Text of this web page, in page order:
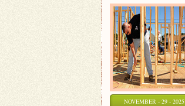
NOVEMBER - 29 - 2025